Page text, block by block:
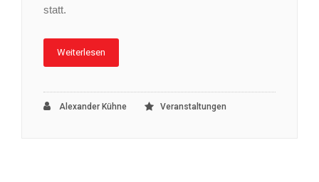
statt.
Weiterlesen
Alexander Kühne Veranstaltungen